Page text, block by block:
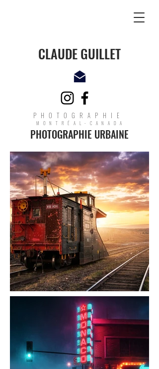
CLAUDE GUILLET
PHOTOGRAPHIE
MONTRÉAL-CANADA
PHOTOGRAPHIE URBAINE